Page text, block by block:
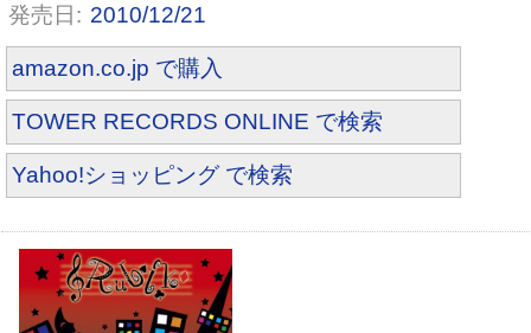
2010/12/21
amazon.co.jp で購入
TOWER RECORDS ONLINE で検索
Yahoo!ショッピング で検索